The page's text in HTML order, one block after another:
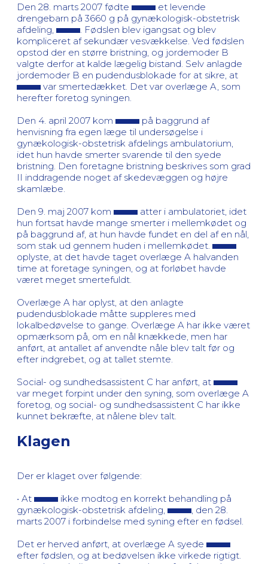
Den 28. marts 2007 fødte
et levende
drengebarn på 3660 g på gynækologisk-obstetrisk
afdeling,
. Fødslen blev igangsat og blev
kompliceret af sekundær vesvækkelse. Ved fødslen
opstod der en større bristning, og jordemoder B
valgte derfor at kalde lægelig bistand. Selv anlagde
jordemoder B en pudendusblokade for at sikre, at
var smertedækket. Det var overlæge A, som
herefter foretog syningen.
Den 4. april 2007 kom
på baggrund af
henvisning fra egen læge til undersøgelse i
gynækologisk-obstetrisk afdelings ambulatorium,
idet hun havde smerter svarende til den syede
bristning. Den foretagne bristning beskrives som grad
II inddragende noget af skedevæggen og højre
skamlæbe.
Den 9. maj 2007 kom
atter i ambulatoriet, idet
hun fortsat havde mange smerter i mellemkødet og
på baggrund af, at hun havde fundet en del af en nål,
som stak ud gennem huden i mellemkødet.
oplyste, at det havde taget overlæge A halvanden
time at foretage syningen, og at forløbet havde
været meget smertefuldt.
Overlæge A har oplyst, at den anlagte
pudendusblokade måtte suppleres med
lokalbedøvelse to gange. Overlæge A har ikke været
opmærksom på, om en nål knækkede, men har
anført, at antallet af anvendte nåle blev talt før og
efter indgrebet, og at tallet stemte.
Social- og sundhedsassistent C har anført, at
var meget forpint under den syning, som overlæge A
foretog, og social- og sundhedsassistent C har ikke
kunnet bekræfte, at nålene blev talt.
Klagen
Der er klaget over følgende:
• At
ikke modtog en korrekt behandling på
gynækologisk-obstetrisk afdeling,
, den 28.
marts 2007 i forbindelse med syning efter en fødsel.
Det er herved anført, at overlæge A syede
efter fødslen, og at bedøvelsen ikke virkede rigtigt.